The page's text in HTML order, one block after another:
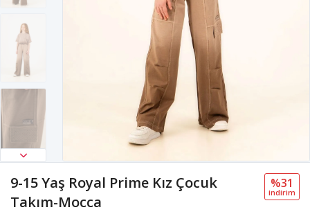
9-15 Yaş Royal Prime Kız Çocuk
Takım-Mocca
%31
i̇ndi̇ri̇m